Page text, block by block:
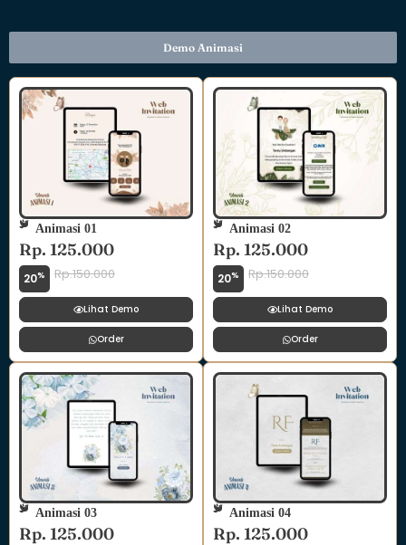
Demo Animasi
Animasi 01
Rp. 125.000
20% Rp.150.000
Lihat Demo
Order
Animasi 02
Rp. 125.000
20% Rp.150.000
Lihat Demo
Order
Animasi 03
Rp. 125.000
Animasi 04
Rp. 125.000